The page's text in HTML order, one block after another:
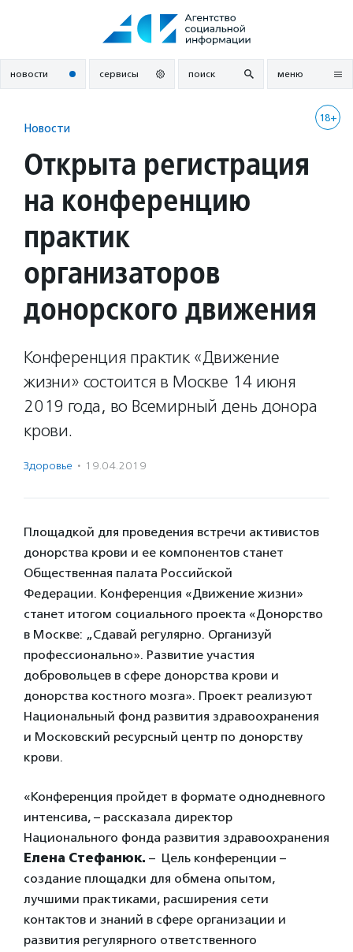
новости сервисы поиск меню
18+
Новости
Открыта регистрация
на конференцию
практик
организаторов
донорского движения
Конференция практик «Движение
жизни» состоится в Москве 14 июня
2019 года, во Всемирный день донора
крови.
Здоровье · 19.04.2019
Площадкой для проведения встречи активистов
донорства крови и ее компонентов станет
Общественная палата Российской
Федерации. Конференция «Движение жизни»
станет итогом социального проекта «Донорство
в Москве: „Сдавай регулярно. Организуй
профессионально». Развитие участия
добровольцев в сфере донорства крови и
донорства костного мозга». Проект реализуют
Национальный фонд развития здравоохранения
и Московский ресурсный центр по донорству
крови.
«Конференция пройдет в формате однодневного
интенсива, – рассказала директор
Национального фонда развития здравоохранения
Елена Стефанюк. – Цель конференции –
создание площадки для обмена опытом,
лучшими практиками, расширения сети
контактов и знаний в сфере организации и
развития регулярного ответственного